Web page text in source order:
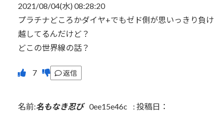
2021/08/04(水) 08:28:20
プラチナどころかダイヤ+でもゼド側が思いっきり負け
越してるんだけど？
どこの世界線の話？
返信
名前:名もなき忍び 0ee15e46c : 投稿日：